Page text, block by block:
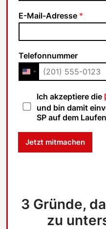
E-Mail-Adresse *
Telefonnummer
n
c
C
Ich akzeptiere die
und bin damit
SP auf dem
Jetzt mitmachen
3 Gründe,
zu